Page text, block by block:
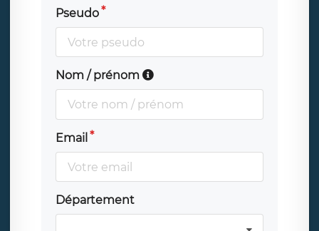
Pseudo
Nom / prénom
Email
Département